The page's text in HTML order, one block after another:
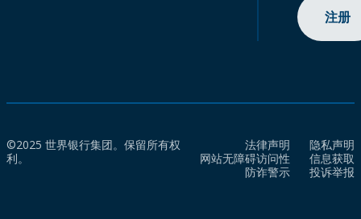
注册
©2025 世界银行集团。保留所有权
利。
法律声明
隐私声明
网站无障碍访问性
信息获取
防诈警示
投诉举报